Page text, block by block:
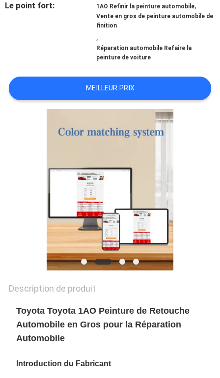
CONTACT
DEMANDE
DE
SOUMISSION
POLITIQUE
CONFIDENTIALITÉ
Le point fort: 1AO Refinir la peinture automobile,
Vente en gros de peinture automobile de
finition
,
Réparation automobile Refaire la
peinture de voiture
MEILLEUR PRIX
Description de produit
Toyota Toyota 1AO Peinture de Retouche
Automobile en Gros pour la Réparation
Automobile
Introduction du Fabricant